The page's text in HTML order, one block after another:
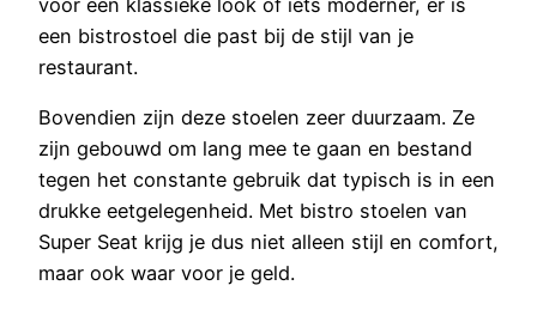
een bistrostoel die past bij de stijl van je
restaurant.
Bovendien zijn deze stoelen zeer duurzaam. Ze
zijn gebouwd om lang mee te gaan en bestand
tegen het constante gebruik dat typisch is in een
drukke eetgelegenheid. Met bistro stoelen van
Super Seat krijg je dus niet alleen stijl en comfort,
maar ook waar voor je geld.